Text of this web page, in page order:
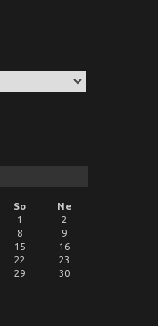
So Ne
1
2
8
9
15
16
22
23
29
30